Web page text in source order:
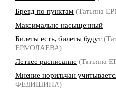
Бренд по пунктам (Татьяна
Максимально насыщенный
Билеты есть, билеты будут
ЕРМОЛАЕВА)
Летнее расписание (Татьяна
Мнение норильчан
ФЕДИШИНА)